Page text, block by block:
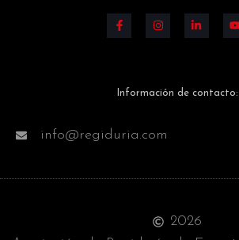
Información de contacto:
info@regiduria.com
2026